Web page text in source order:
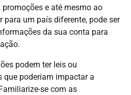
e até mesmo ao
para um país diferente, pode ser
da sua conta para
podem ter leis ou
que poderiam impactar a
se com as